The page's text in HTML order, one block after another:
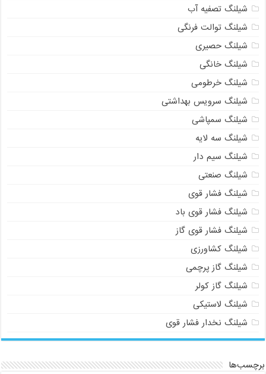
شیلنگ تصفیه آب
شیلنگ توالت فرنگی
شیلنگ حصیری
شیلنگ خانگی
شیلنگ خرطومی
شیلنگ سرویس بهداشتی
شیلنگ سمپاشی
شیلنگ سه لایه
شیلنگ سیم دار
شیلنگ صنعتی
شیلنگ فشار قوی
شیلنگ فشار قوی باد
شیلنگ فشار قوی گاز
شیلنگ کشاورزی
شیلنگ گاز پرچمی
شیلنگ گاز کولر
شیلنگ لاستیکی
شیلنگ نخدار فشار قوی
برچسب‌ها